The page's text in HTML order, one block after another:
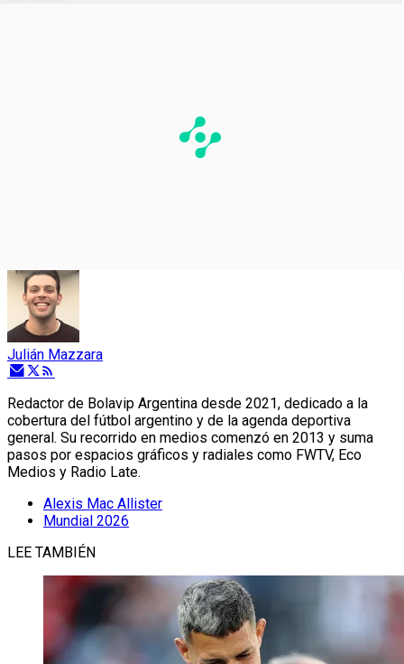
Julián Mazzara
Redactor de Bolavip Argentina desde 2021, dedicado a la
cobertura del fútbol argentino y de la agenda deportiva
general. Su recorrido en medios comenzó en 2013 y suma
pasos por espacios gráficos y radiales como FWTV, Eco
Medios y Radio Late.
Alexis Mac Allister
Mundial 2026
LEE TAMBIÉN